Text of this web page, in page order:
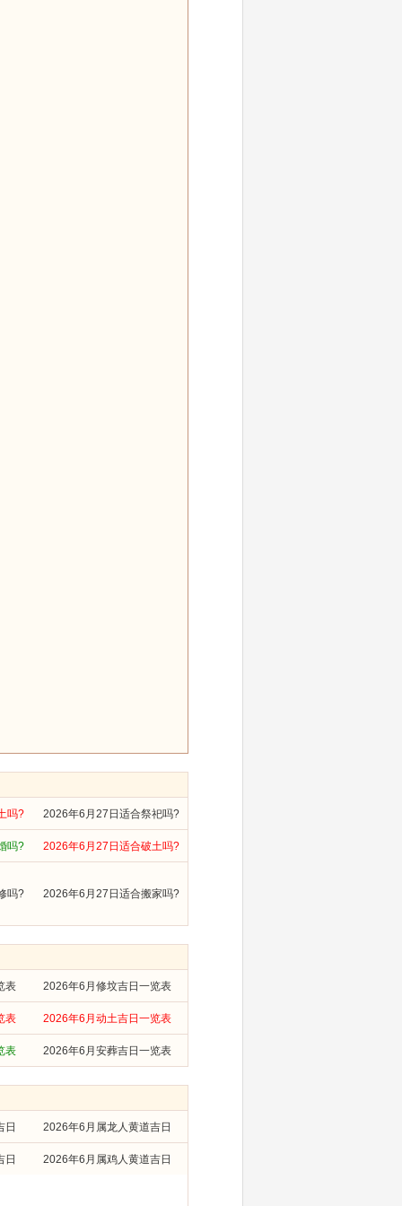
吗? 2026年6月27日适合祭祀吗?
吗? 2026年6月27日适合破土吗?
吗? 2026年6月27日适合搬家吗?
表 2026年6月修坟吉日一览表
表 2026年6月动土吉日一览表
表 2026年6月安葬吉日一览表
日 2026年6月属龙人黄道吉日
日 2026年6月属鸡人黄道吉日